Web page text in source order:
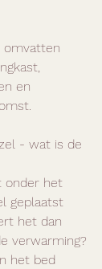
omvatten
en
- wat is de
onder het
geplaatst
het dan
verwarming?
het bed